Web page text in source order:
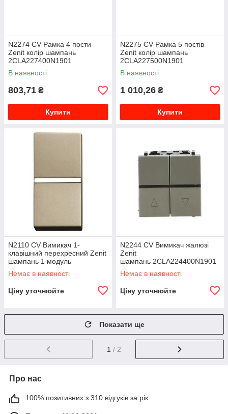
N2274 CV Рамка 4 пости
Zenit колір шампань
2CLA227400N1901
В наявності
803,71 ₴
Купити
N2275 CV Рамка 5 постів
Zenit колір шампань
2CLA227500N1901
В наявності
1 010,26 ₴
Купити
N2110 CV Вимикач 1-
клавішний перехресний Zenit
шампань 1 модуль
2CLA211000N1901
Немає в наявності
Ціну уточнюйте
N2244 CV Вимикач жалюзі
Zenit
шампань 2CLA224400N1901
Немає в наявності
Ціну уточнюйте
Показати ще
1 / 2
Про нас
100% позитивних з 310 відгуків за рік